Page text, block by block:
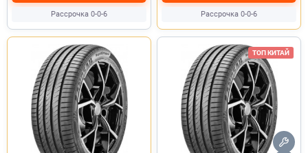
Рассрочка 0-0-6 Рассрочка 0-0-6
ТОП КИТАЙ